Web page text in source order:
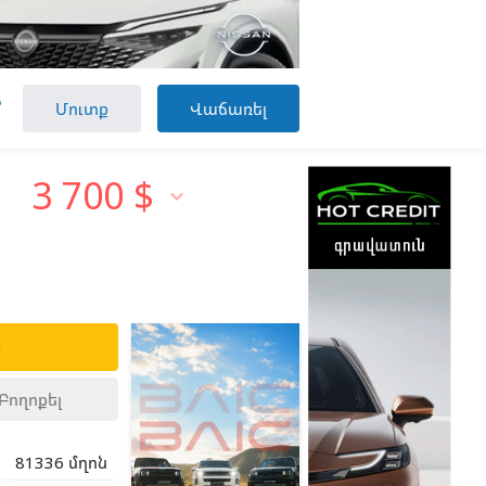
Վաճառել
Մուտք
3 700 $ 
Բողոքել
81336 մղոն